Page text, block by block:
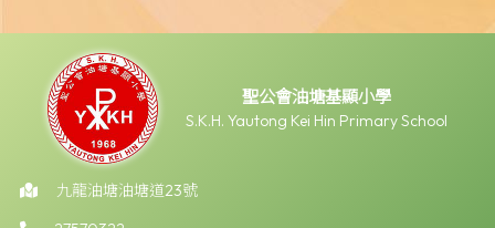
聖公會油塘基顯小學
S.K.H. Yautong Kei Hin Primary School
九龍油塘油塘道23號